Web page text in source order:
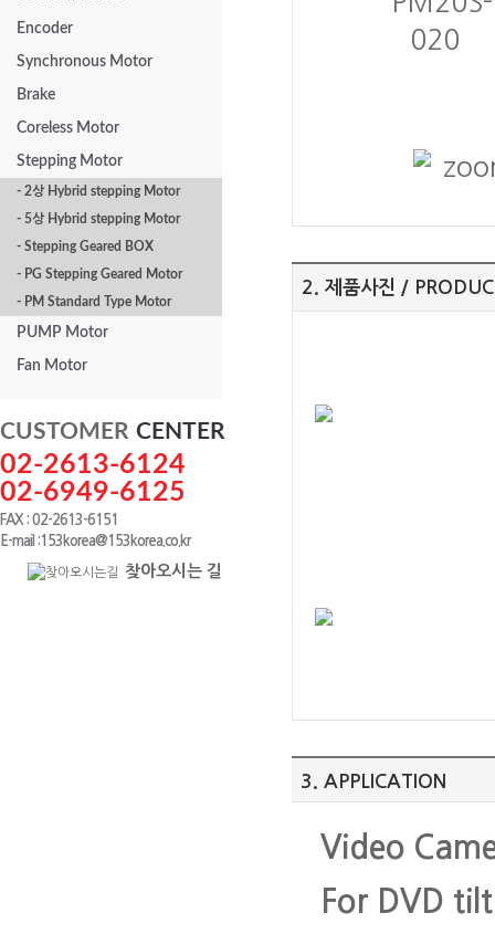
Encoder
Synchronous Motor
Brake
Coreless Motor
Stepping Motor
- 2상 Hybrid stepping Motor
- 5상 Hybrid stepping Motor
- Stepping Geared BOX
- PG Stepping Geared Motor
- PM Standard Type Motor
PUMP Motor
Fan Motor
CUSTOMER CENTER
02-2613-6124
02-6949-6125
FAX : 02-2613-6151
E-mail :153korea@153korea.co.kr
찾아오시는 길
2. 제품사진 /
3. APPLICATION
Video
For DVD tilt